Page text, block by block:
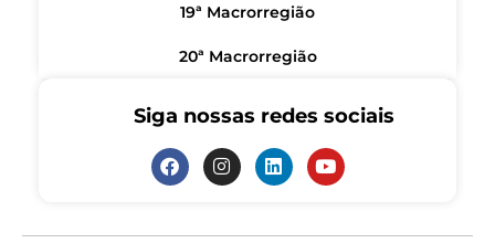
19ª Macrorregião
20ª Macrorregião
Siga nossas redes sociais